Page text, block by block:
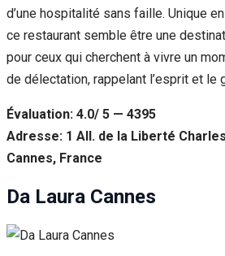
d’une hospitalité sans faille. Unique
ce restaurant semble être une
pour ceux qui cherchent à vivre un
de délectation, rappelant l’esprit et le
Évaluation: 4.0/ 5 — 4395
Adresse: 1 All. de la Liberté
Cannes, France
Da Laura Cannes